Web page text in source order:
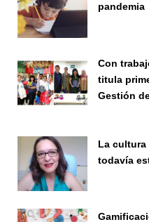
pandemia
Con
titula
Gestión
La
todavía